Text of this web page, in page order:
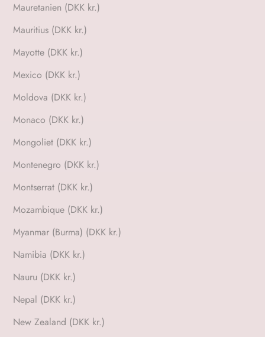
Mauretanien (DKK kr.)
Mauritius (DKK kr.)
Mayotte (DKK kr.)
Mexico (DKK kr.)
Moldova (DKK kr.)
Monaco (DKK kr.)
Mongoliet (DKK kr.)
Montenegro (DKK kr.)
Montserrat (DKK kr.)
Mozambique (DKK kr.)
Myanmar (Burma) (DKK kr.)
Namibia (DKK kr.)
Nauru (DKK kr.)
Nepal (DKK kr.)
New Zealand (DKK kr.)